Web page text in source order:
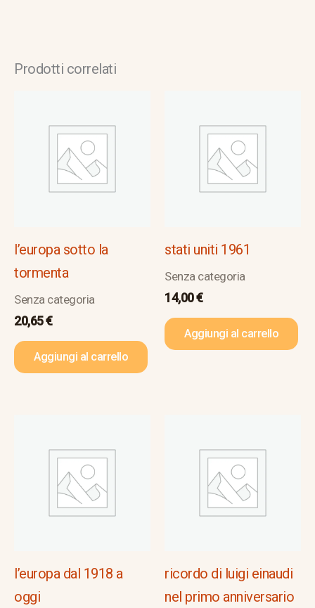
Prodotti correlati
l’europa sotto la
tormenta
Senza categoria
20,65€
Aggiungi al carrello
stati uniti 1961
Senza categoria
14,00€
Aggiungi al carrello
l’europa dal 1918 a
oggi
ricordo di luigi einaudi
nel primo anniversario